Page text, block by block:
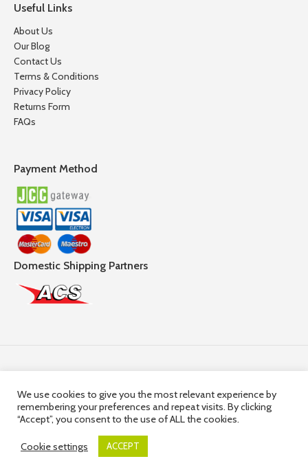
Useful Links
About Us
Our Blog
Contact Us
Terms & Conditions
Privacy Policy
Returns Form
FAQs
Payment Method
Domestic Shipping Partners
© 2025,Hercules Group| Company Registration number:
HE36663 | Company VAT Registration Number: 10036663R
We use cookies to give you the most relevant experience by
remembering your preferences and repeat visits. By clicking
“Accept”, you consent to the use of ALL the cookies.
Cookie settings ACCEPT